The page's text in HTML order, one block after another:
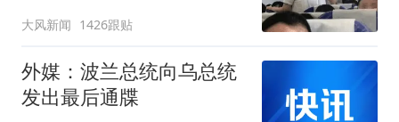
大风新闻 1426跟贴
外媒：波兰总统向乌总统
发出最后通牒